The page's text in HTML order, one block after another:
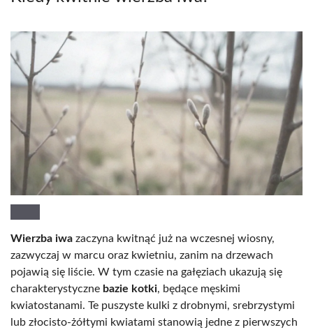
Wierzba iwa zaczyna kwitnąć już na wczesnej wiosny,
zazwyczaj w marcu oraz kwietniu, zanim na drzewach
pojawią się liście. W tym czasie na gałęziach ukazują się
charakterystyczne bazie kotki, będące męskimi
kwiatostanami. Te puszyste kulki z drobnymi, srebrzystymi
lub złocisto-żółtymi kwiatami stanowią jedne z pierwszych